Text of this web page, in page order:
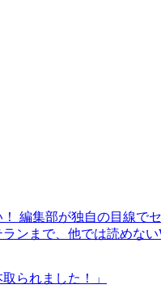
編集部が独自の目線で
ンまで、他では読めな
られました！」